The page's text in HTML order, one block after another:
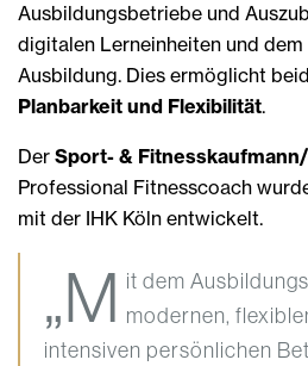
Ausbildungsbetriebe und
digitalen Lerneinheiten und
Ausbildung. Dies ermöglicht
Planbarkeit und Flexibilität.
Der Sport- &
Professional Fitnesscoach
mit der IHK Köln entwickelt.
„M it dem
modernen,
intensiven persönlichen